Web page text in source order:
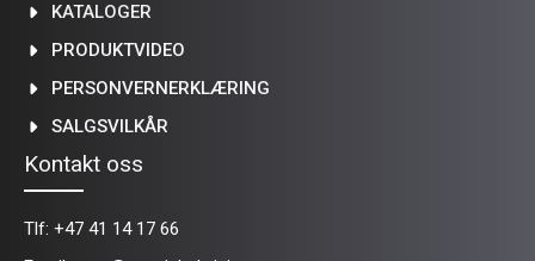
KATALOGER
PRODUKTVIDEO
PERSONVERNERKLÆRING
SALGSVILKÅR
Kontakt oss
Tlf: +47 41 14 17 66